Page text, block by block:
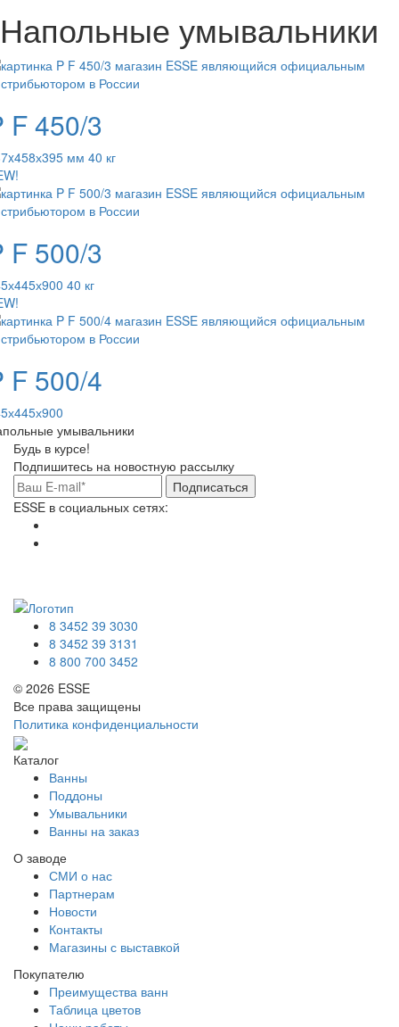
Напольные умывальники
F 450/3
мм 40 кг
F 500/3
40 кг
F 500/4
умывальники
Будь в курсе!
Подпишитесь на новостную рассылку
Подписаться
ESSE в социальных сетях:
8 3452 39 3030
8 3452 39 3131
8 800 700 3452
© 2026 ESSE
Все права защищены
Политика конфиденциальности
Каталог
Ванны
Поддоны
Умывальники
Ванны на заказ
О заводе
СМИ о нас
Партнерам
Новости
Контакты
Магазины с выставкой
Покупателю
Преимущества ванн
Таблица цветов